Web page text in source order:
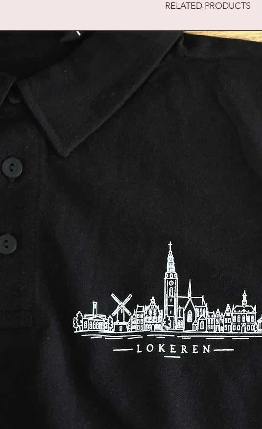
RELATED PRODUCTS